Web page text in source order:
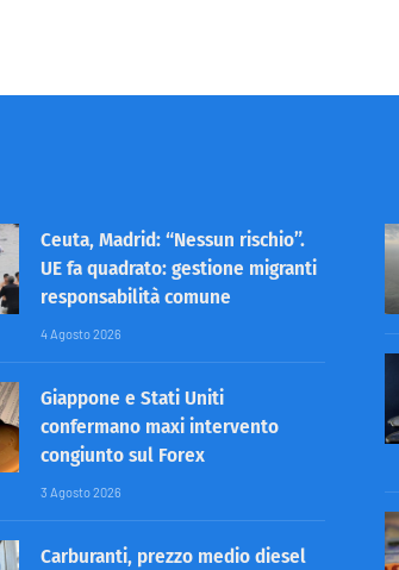
Ceuta, Madrid: “Nessun rischio”.
UE fa quadrato: gestione migranti
responsabilità comune
4 Agosto 2026
Giappone e Stati Uniti
confermano maxi intervento
congiunto sul Forex
3 Agosto 2026
Carburanti, prezzo medio diesel